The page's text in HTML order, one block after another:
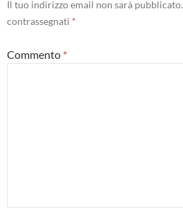
Il tuo indirizzo email non sarà pubblicato.
contrassegnati *
Commento *